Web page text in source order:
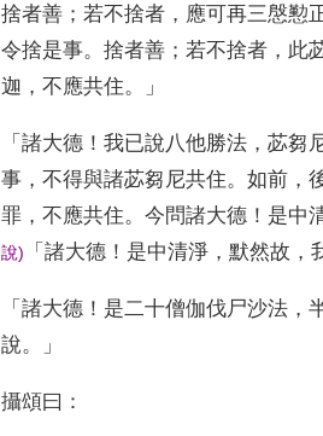
捨者善 ；若不捨者 ， 應可再三慇懃
令捨是事。捨者善 ；若不捨者 ， 此
迦 ，不應共住。」
「諸大德 ！我已說八他勝法 ，苾芻
事 ，不得與諸苾芻尼共住。如前 ，
罪 ，不應共住。今問諸大德 ！ 是中
說) 「諸大德 ！ 是中清淨 ，默然故 ，
「諸大德 ！ 是二十僧伽伐尸沙法 ，
說。」
攝頌曰 ：